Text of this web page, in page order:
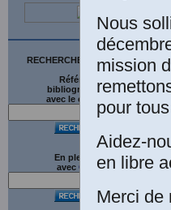
RECHERCHE SUR LE SITE
Références
bibliographiques
avec le catalogue
En plein texte
avec G gle
Nous
mission
pour
Aidez-
en libre
Merci de